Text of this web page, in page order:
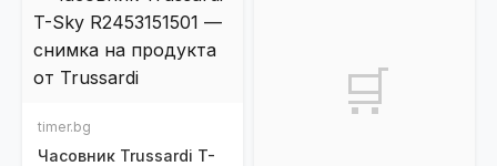
timer.bg
Часовник Trussardi T-
🛒